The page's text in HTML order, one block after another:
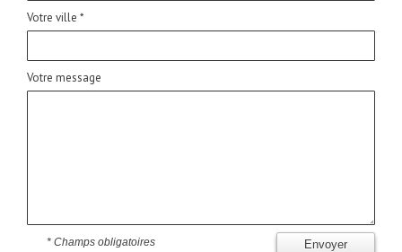
Votre ville *
Votre message
Envoyer
* Champs obligatoires